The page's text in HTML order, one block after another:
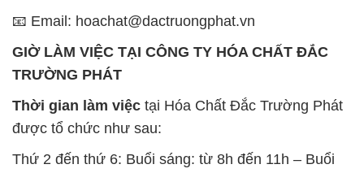
📧 Email: hoachat@dactruongphat.vn
GIỜ LÀM VIỆC TẠI CÔNG TY HÓA CHẤT ĐẮC
TRƯỜNG PHÁT
Thời gian làm việc tại Hóa Chất Đắc Trường Phát
được tổ chức như sau:
Thứ 2 đến thứ 6: Buổi sáng: từ 8h đến 11h – Buổi